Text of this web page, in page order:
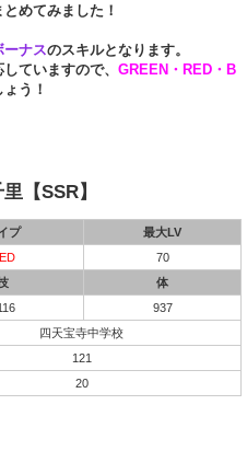
めてみました！
ーナスのスキルとなります。
ていますので、 GREEN・RED・B
う！
【SSR】
プ
最大LV
70
体
937
四天宝寺中学校
121
20